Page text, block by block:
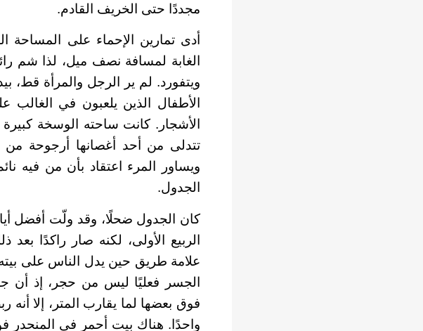
مجددًا حتى الخريف القادم.
أدى تمارين الإحماء على
الغابة لمسافة نصف ميل، لذا شم
ويتفورد. لم ير الرجل والمرأة قط،
الأطفال الذين يلعبون في الغالب
الأشجار. كانت ساحته الوسخة
تتدلى من أحد أغصانها أرجوحة
ويساور المرء اعتقاد بأن من فيه
الجدول.
كان الجدول ضحلًا، وقد ولّت أفضل
الربيع الأولى، لكنه صار راكدًا
علامة طريق حين يدل الناس على
الجسر فعليًا ليس من حجر، إذ أن
فوق بعضها لما يقارب المتر، إلا
واحدًا. هناك بيت أحمر في المنحدر